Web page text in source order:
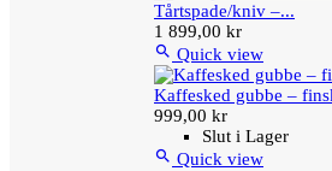
Tårtspade/kniv –...
1 899,00 kr
 Quick view
Kaffesked gubbe –
999,00 kr
Slut i Lager
 Quick view